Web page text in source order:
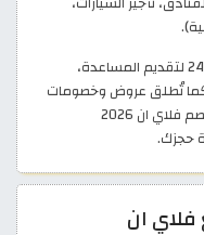
يقدم فلاي ان مركز خدمة عملاء متوافر 24/7 لتقديم المساعدة،
كما تُطلق عروض وخصومات
ان 2026
حجزك.
ان